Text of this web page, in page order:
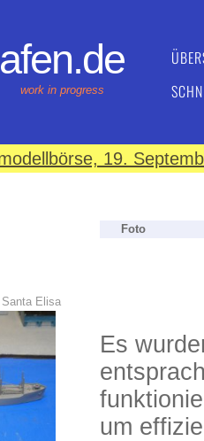
work in progress
19.
Foto
Es
um
Elisa